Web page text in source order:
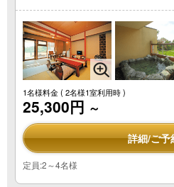
1名様料金( 2名様1室利用時 )
25,300円 ～
詳細/ご予
定員:2～4名様